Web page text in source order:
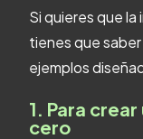
Si quieres que
tienes que
ejemplos
1. Para
cero